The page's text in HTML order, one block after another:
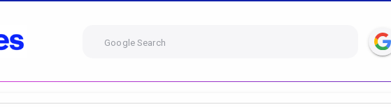
Google Search